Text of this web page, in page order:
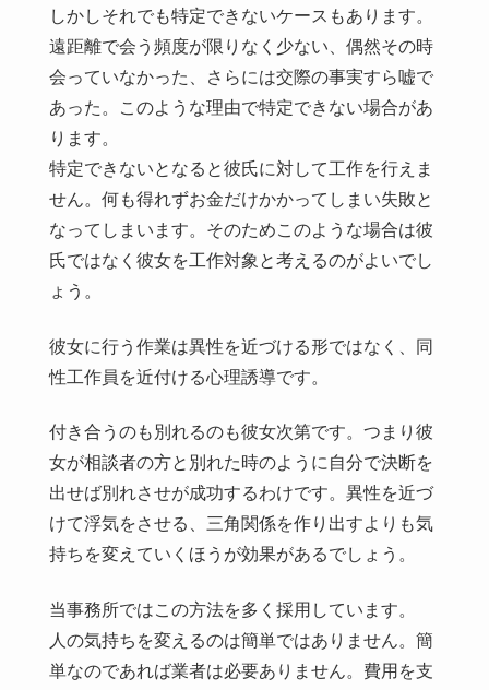
しかしそれでも特定できないケースもあります。
遠距離で会う頻度が限りなく少ない、偶然その時
会っていなかった、さらには交際の事実すら嘘で
あった。このような理由で特定できない場合があ
ります。
特定できないとなると彼氏に対して工作を行えま
せん。何も得れずお金だけかかってしまい失敗と
なってしまいます。そのためこのような場合は彼
氏ではなく彼女を工作対象と考えるのがよいでし
ょう。
彼女に行う作業は異性を近づける形ではなく、同
性工作員を近付ける心理誘導です。
付き合うのも別れるのも彼女次第です。つまり彼
女が相談者の方と別れた時のように自分で決断を
出せば別れさせが成功するわけです。異性を近づ
けて浮気をさせる、三角関係を作り出すよりも気
持ちを変えていくほうが効果があるでしょう。
当事務所ではこの方法を多く採用しています。
人の気持ちを変えるのは簡単ではありません。簡
単なのであれば業者は必要ありません。費用を支